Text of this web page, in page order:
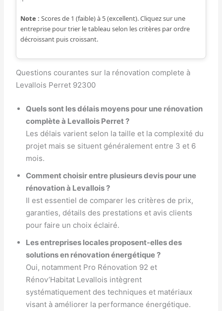
Note : Scores de 1 (faible) à 5 (excellent). Cliquez sur une
entreprise pour trier le tableau selon les critères par ordre
décroissant puis croissant.
Questions courantes sur la rénovation complete à
Levallois Perret 92300
Quels sont les délais moyens pour une rénovation
complète à Levallois Perret ?
Les délais varient selon la taille et la complexité du
projet mais se situent généralement entre 3 et 6
mois.
Comment choisir entre plusieurs devis pour une
rénovation à Levallois ?
Il est essentiel de comparer les critères de prix,
garanties, détails des prestations et avis clients
pour faire un choix éclairé.
Les entreprises locales proposent-elles des
solutions en rénovation énergétique ?
Oui, notamment Pro Rénovation 92 et
Rénov’Habitat Levallois intègrent
systématiquement des techniques et matériaux
visant à améliorer la performance énergétique.